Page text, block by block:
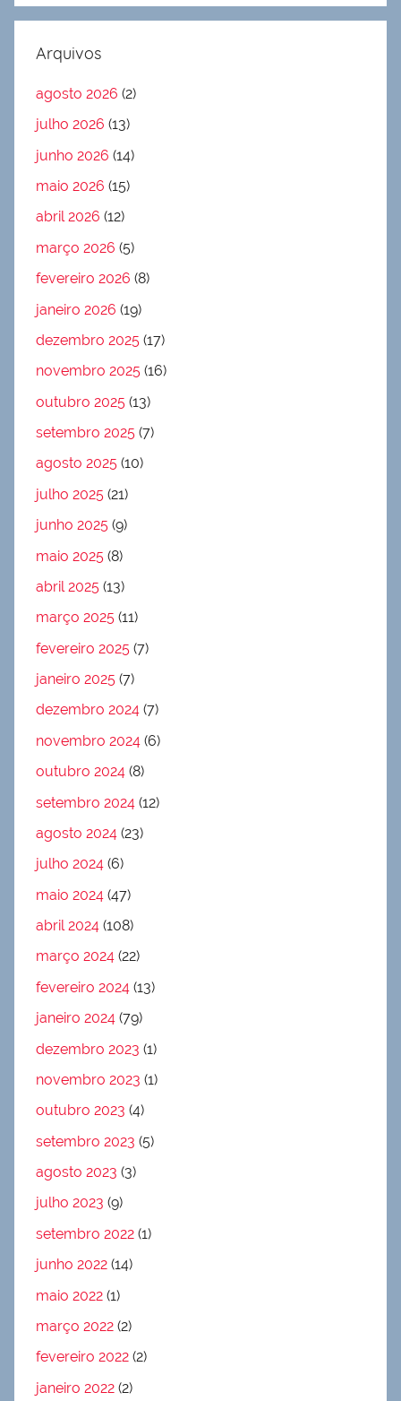
Arquivos
agosto 2026 (2)
julho 2026 (13)
junho 2026 (14)
maio 2026 (15)
abril 2026 (12)
março 2026 (5)
fevereiro 2026 (8)
janeiro 2026 (19)
dezembro 2025 (17)
novembro 2025 (16)
outubro 2025 (13)
setembro 2025 (7)
agosto 2025 (10)
julho 2025 (21)
junho 2025 (9)
maio 2025 (8)
abril 2025 (13)
março 2025 (11)
fevereiro 2025 (7)
janeiro 2025 (7)
dezembro 2024 (7)
novembro 2024 (6)
outubro 2024 (8)
setembro 2024 (12)
agosto 2024 (23)
julho 2024 (6)
maio 2024 (47)
abril 2024 (108)
março 2024 (22)
fevereiro 2024 (13)
janeiro 2024 (79)
dezembro 2023 (1)
novembro 2023 (1)
outubro 2023 (4)
setembro 2023 (5)
agosto 2023 (3)
julho 2023 (9)
setembro 2022 (1)
junho 2022 (14)
maio 2022 (1)
março 2022 (2)
fevereiro 2022 (2)
janeiro 2022 (2)